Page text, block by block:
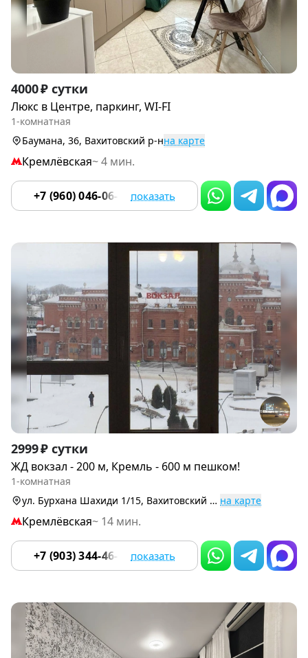
Item
1
of
4000 ₽ сутки
Люкс в Центре, паркинг, WI-FI
1-комнатная
Баумана, 36, Вахитовский р-нна карте
Кремлёвская~ 4 мин.
+7 (960) 046-06-18 показать
Item
1
of
9
2999 ₽ сутки
ЖД вокзал - 200 м, Кремль - 600 м пешком!
1-комнатная
ул. Бурхана Шахиди 1/15, Вахитовский р-н (Центр) на карте
Кремлёвская~ 14 мин.
+7 (903) 344-46-66 показать